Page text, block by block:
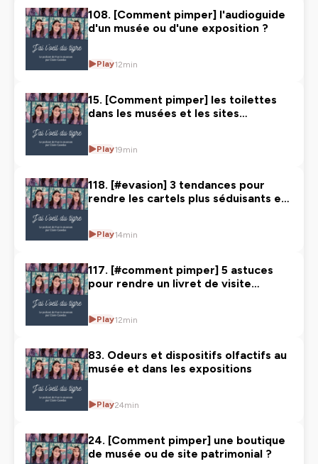
108. [Comment pimper] l'audioguide
d'un musée ou d'une exposition ?
Play12min
15. [Comment pimper] les toilettes
dans les musées et les sites
Play19min
118. [#evasion] 3 tendances pour
rendre les cartels plus séduisants et
Play14min
117. [#comment pimper] 5 astuces
pour rendre un livret de visite
Play12min
83. Odeurs et dispositifs olfactifs au
musée et dans les expositions
Play24min
24. [Comment pimper] une boutique
de musée ou de site patrimonial ?